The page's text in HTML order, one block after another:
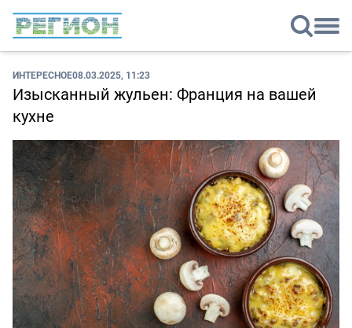
ИНТЕРЕСНОЕ08.03.2025, 11:23
Изысканный жульен: Франция на вашей
кухне